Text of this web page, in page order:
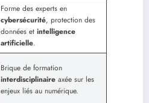
Forme des experts en
cybersécurité, protection des
données et intelligence
artificielle.
Brique de formation
interdisciplinaire axée sur les
enjeux liés au numérique.